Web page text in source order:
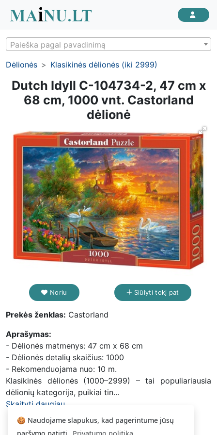
🍪 Naudojame slapukus, kad pagerintume jūsų
naršymo patirtį.
Privatumo politika
Paieška pagal pavadinimą
Dėlionės Klasikinės dėlionės (iki 2999)
Dutch Idyll C-104734-2, 47 cm x
68 cm, 1000 vnt. Castorland
dėlionė
Noriu Siūlyti tokį pat
Prekės ženklas: Castorland
Aprašymas:
- Dėlionės matmenys: 47 cm x 68 cm
- Dėlionės detalių skaičius: 1000
- Rekomenduojama nuo: 10 m.
Klasikinės dėlionės (1000–2999) – tai populiariausia
dėlionių kategorija, puikiai tin...
Skaityti daugiau...